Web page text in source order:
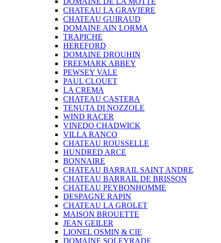
CHATEAU LA GRAVIERE
CHATEAU GUIRAUD
DOMAINE AIN LORMA
TRAPICHE
HEREFORD
DOMAINE DROUHIN
FREEMARK ABBEY
PEWSEY VALE
PAUL CLOUET
LA CREMA
CHATEAU CASTERA
TENUTA DI NOZZOLE
WIND RACER
VINEDO CHADWICK
VILLA RANCO
CHATEAU ROUSSELLE
HUNDRED ARCE
BONNAIRE
CHATEAU BARRAIL SAINT ANDRE
CHATEAU BARRAIL DE BRISSON
CHATEAU PEYBONHOMME
DESPAGNE RAPIN
CHATEAU LA GROLET
MAISON BROUETTE
JEAN GEILER
LIONEL OSMIN & CIE
DOMAINE SOLEYRADE